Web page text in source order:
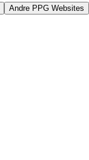
Andre PPG Websites